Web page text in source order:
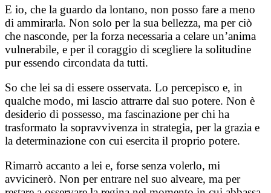
E io, che la guardo da lontano, non posso fare a meno
di ammirarla. Non solo per la sua bellezza, ma per ciò
che nasconde, per la forza necessaria a celare un’anima
vulnerabile, e per il coraggio di scegliere la solitudine
pur essendo circondata da tutti.
So che lei sa di essere osservata. Lo percepisco e, in
qualche modo, mi lascio attrarre dal suo potere. Non è
desiderio di possesso, ma fascinazione per chi ha
trasformato la sopravvivenza in strategia, per la grazia e
la determinazione con cui esercita il proprio potere.
Rimarrò accanto a lei e, forse senza volerlo, mi
avvicinerò. Non per entrare nel suo alveare, ma per